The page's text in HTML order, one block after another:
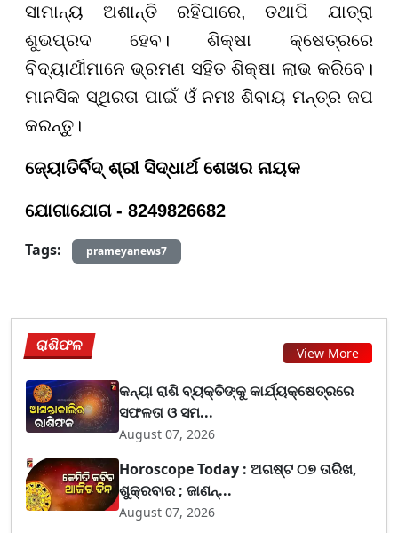
ସାମାନ୍ୟ ଅଶାନ୍ତି ରହିପାରେ, ତଥାପି ଯାତ୍ରା
ଶୁଭପ୍ରଦ ହେବ। ଶିକ୍ଷା କ୍ଷେତ୍ରରେ
ବିଦ୍ୟାର୍ଥୀମାନେ ଭ୍ରମଣ ସହିତ ଶିକ୍ଷା ଲାଭ କରିବେ।
ମାନସିକ ସ୍ଥିରତା ପାଇଁ ଓଁ ନମଃ ଶିବାୟ ମନ୍ତ୍ର ଜପ
କରନ୍ତୁ।
ଜ୍ୟୋତିର୍ବିଦ୍ ଶ୍ରୀ ସିଦ୍ଧାର୍ଥ ଶେଖର ନାୟକ
ଯୋଗାଯୋଗ - 8249826682
Tags:
prameyanews7
ରାଶିଫଳ View More
କନ୍ୟା ରାଶି ବ୍ୟକ୍ତିଙ୍କୁ କାର୍ଯ୍ୟକ୍ଷେତ୍ରରେ
ସଫଳତା ଓ ସମ...
August 07, 2026
Horoscope Today : ଅଗଷ୍ଟ ୦୭ ତାରିଖ,
ଶୁକ୍ରବାର ; ଜାଣନ୍...
August 07, 2026